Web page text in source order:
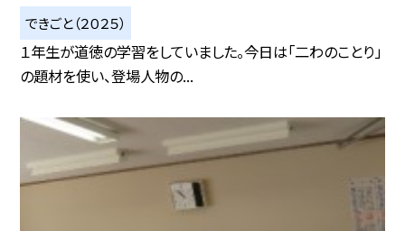
できごと（２０２５）
１年生が道徳の学習をしていました。今日は「二わのことり」
の題材を使い、登場人物の...